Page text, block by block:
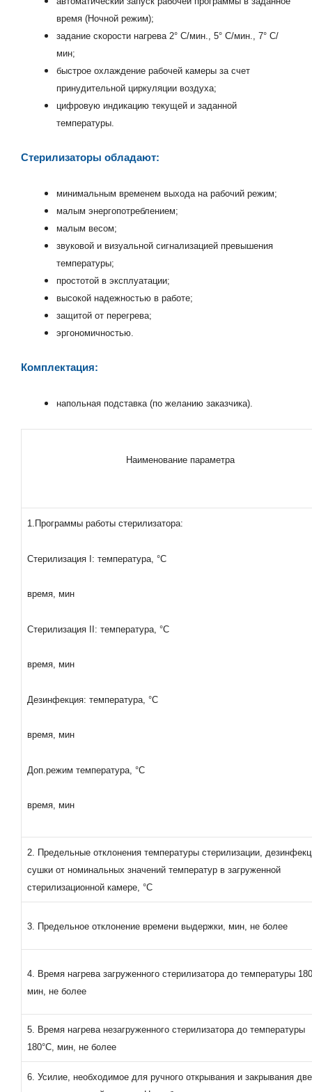
время (Ночной режим);
задание скорости нагрева 2° С/мин., 5° С/мин., 7° С/
мин;
быстрое охлаждение рабочей камеры за счет
принудительной циркуляции воздуха;
цифровую индикацию текущей и заданной
температуры.
Стерилизаторы обладают:
минимальным временем выхода на рабочий режим;
малым энергопотреблением;
малым весом;
звуковой и визуальной сигнализацией превышения
температуры;
простотой в эксплуатации;
высокой надежностью в работе;
защитой от перегрева;
эргономичностью.
Комплектация:
напольная подставка (по желанию заказчика).
Наименование параметра
1.Программы работы стерилизатора:
Стерилизация I: температура, °С
время, мин
Стерилизация II: температура, °С
время, мин
Дезинфекция: температура, °С
время, мин
Доп.режим температура, °С
время, мин
2. Предельные отклонения температуры стерилизации,
сушки от номинальных значений температур в загруженной
стерилизационной камере, °С
3. Предельное отклонение времени выдержки, мин, не более
4. Время нагрева загруженного стерилизатора до температуры
мин, не более
5. Время нагрева незагруженного стерилизатора до температуры
180°С, мин, не более
6. Усилие, необходимое для ручного открывания и закрывания